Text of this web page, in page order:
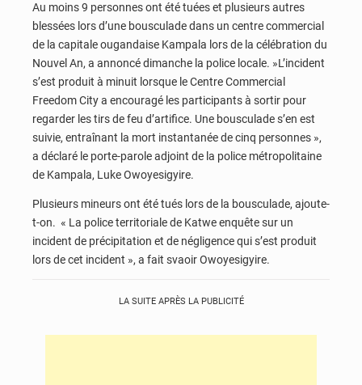
Au moins 9 personnes ont été tuées et plusieurs autres
blessées lors d’une bousculade dans un centre commercial
de la capitale ougandaise Kampala lors de la célébration du
Nouvel An, a annoncé dimanche la police locale. »L’incident
s’est produit à minuit lorsque le Centre Commercial
Freedom City a encouragé les participants à sortir pour
regarder les tirs de feu d’artifice. Une bousculade s’en est
suivie, entraînant la mort instantanée de cinq personnes »,
a déclaré le porte-parole adjoint de la police métropolitaine
de Kampala, Luke Owoyesigyire.
Plusieurs mineurs ont été tués lors de la bousculade, ajoute-
t-on. « La police territoriale de Katwe enquête sur un
incident de précipitation et de négligence qui s’est produit
lors de cet incident », a fait svaoir Owoyesigyire.
LA SUITE APRÈS LA PUBLICITÉ